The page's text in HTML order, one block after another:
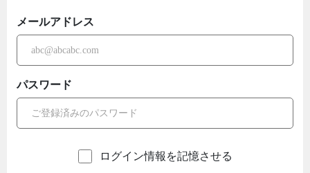
メールアドレス
パスワード
ログイン情報を記憶させる